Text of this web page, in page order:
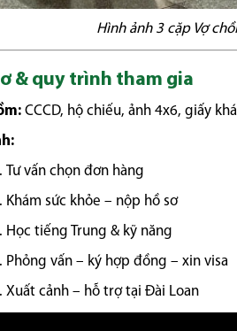
Hình ảnh 3 cặp Vợ
& quy trình tham gia
CCCD, hộ chiếu, ảnh 4x6, giấy
Tư vấn chọn đơn hàng
Khám sức khỏe – nộp hồ sơ
Học tiếng Trung & kỹ năng
Phỏng vấn – ký hợp đồng – xin visa
Xuất cảnh – hỗ trợ tại Đài Loan